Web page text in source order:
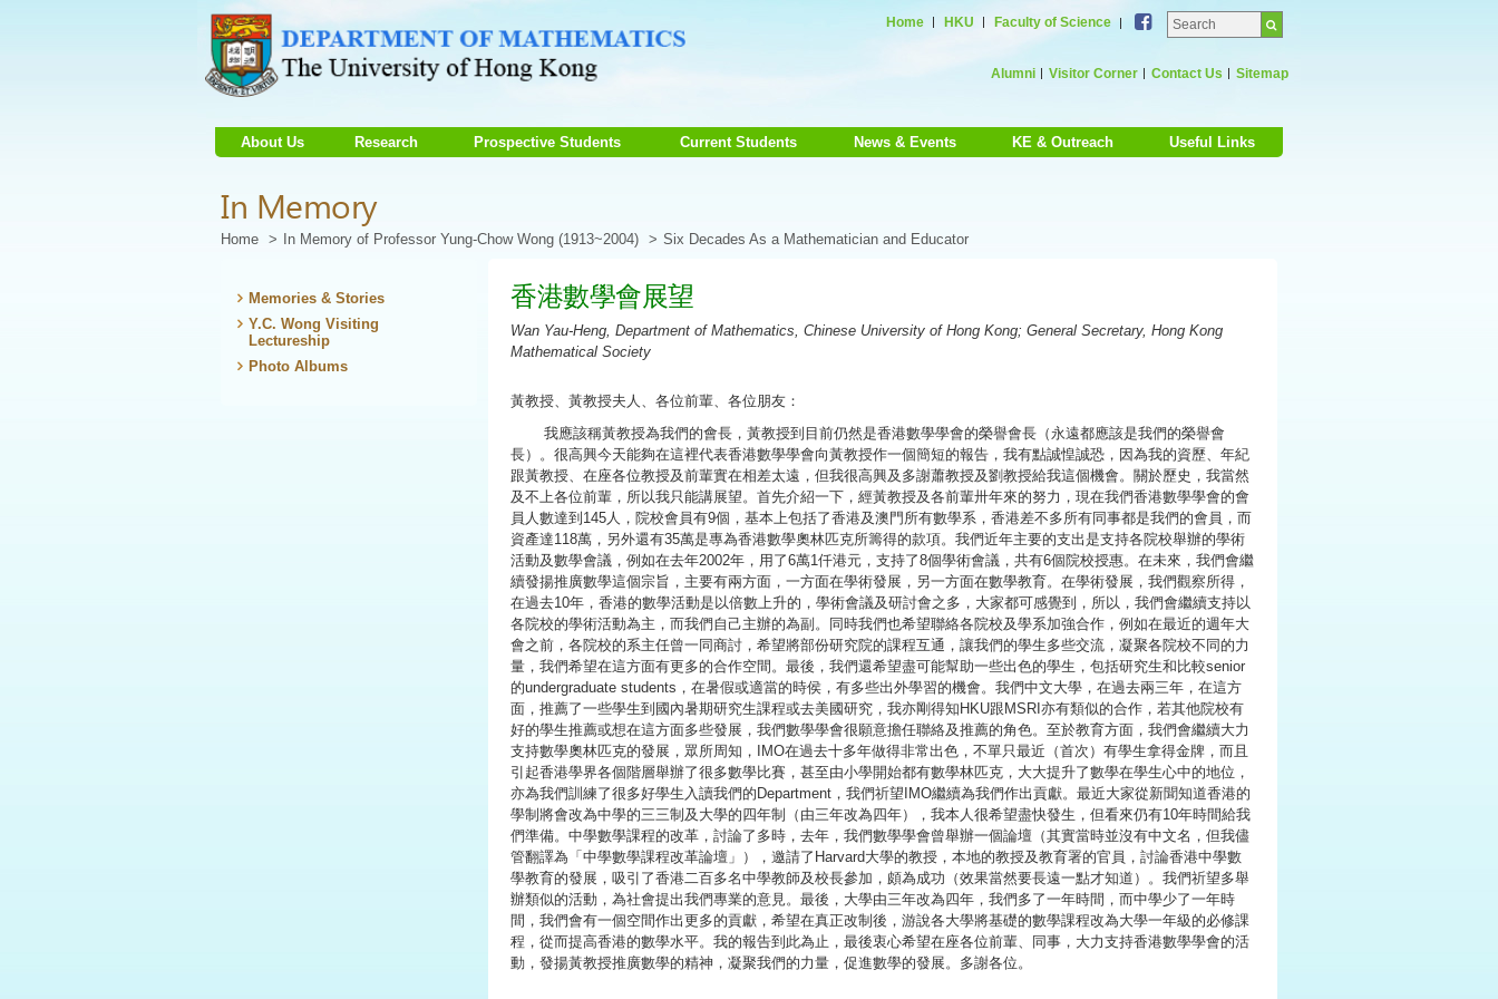
Home HKU Faculty of Science Facebook
Alumni Visitor Corner Contact Us Sitemap
About Us Research Prospective Students Current Students News & Events KE & Outreach Useful Links
In Memory
Home In Memory of Professor Yung-Chow Wong (1913~2004) Six Decades As a Mathematician and Educator
Memories & Stories
Y.C. Wong Visiting
Lectureship
Photo Albums
香港數學會展望
Wan Yau-Heng, Department of Mathematics, Chinese University of Hong Kong; General Secretary, Hong Kong
Mathematical Society
黃教授、黃教授夫人、各位前輩、各位朋友：
我應該稱黃教授為我們的會長，黃教授到目前仍然是香港數學學會的榮譽會長（永遠都應該是我們的榮譽會
長）。很高興今天能夠在這裡代表香港數學學會向黃教授作一個簡短的報告，我有點誠惶誠恐，因為我的資歷、年紀
跟黃教授、在座各位教授及前輩實在相差太遠，但我很高興及多謝蕭教授及劉教授給我這個機會。關於歷史，我當然
及不上各位前輩，所以我只能講展望。首先介紹一下，經黃教授及各前輩卅年來的努力，現在我們香港數學學會的會
員人數達到145人，院校會員有9個，基本上包括了香港及澳門所有數學系，香港差不多所有同事都是我們的會員，而
資產達118萬，另外還有35萬是專為香港數學奧林匹克所籌得的款項。我們近年主要的支出是支持各院校舉辦的學術
活動及數學會議，例如在去年2002年，用了6萬1仟港元，支持了8個學術會議，共有6個院校授惠。在未來，我們會繼
續發揚推廣數學這個宗旨，主要有兩方面，一方面在學術發展，另一方面在數學教育。在學術發展，我們觀察所得，
在過去10年，香港的數學活動是以倍數上升的，學術會議及研討會之多，大家都可感覺到，所以，我們會繼續支持以
各院校的學術活動為主，而我們自己主辦的為副。同時我們也希望聯絡各院校及學系加強合作，例如在最近的週年大
會之前，各院校的系主任曾一同商討，希望將部份研究院的課程互通，讓我們的學生多些交流，凝聚各院校不同的力
量，我們希望在這方面有更多的合作空間。最後，我們還希望盡可能幫助一些出色的學生，包括研究生和比較senior
的undergraduate students，在暑假或適當的時侯，有多些出外學習的機會。我們中文大學，在過去兩三年，在這方
面，推薦了一些學生到國內暑期研究生課程或去美國研究，我亦剛得知HKU跟MSRI亦有類似的合作，若其他院校有
好的學生推薦或想在這方面多些發展，我們數學學會很願意擔任聯絡及推薦的角色。至於教育方面，我們會繼續大力
支持數學奧林匹克的發展，眾所周知，IMO在過去十多年做得非常出色，不單只最近（首次）有學生拿得金牌，而且
引起香港學界各個階層舉辦了很多數學比賽，甚至由小學開始都有數學林匹克，大大提升了數學在學生心中的地位，
亦為我們訓練了很多好學生入讀我們的Department，我們祈望IMO繼續為我們作出貢獻。最近大家從新聞知道香港的
學制將會改為中學的三三制及大學的四年制（由三年改為四年），我本人很希望盡快發生，但看來仍有10年時間給我
們準備。中學數學課程的改革，討論了多時，去年，我們數學學會曾舉辦一個論壇（其實當時並沒有中文名，但我儘
管翻譯為「中學數學課程改革論壇」），邀請了Harvard大學的教授，本地的教授及教育署的官員，討論香港中學數
學教育的發展，吸引了香港二百多名中學教師及校長參加，頗為成功（效果當然要長遠一點才知道）。我們祈望多舉
辦類似的活動，為社會提出我們專業的意見。最後，大學由三年改為四年，我們多了一年時間，而中學少了一年時
間，我們會有一個空間作出更多的貢獻，希望在真正改制後，游說各大學將基礎的數學課程改為大學一年級的必修課
程，從而提高香港的數學水平。我的報告到此為止，最後衷心希望在座各位前輩、同事，大力支持香港數學學會的活
動，發揚黃教授推廣數學的精神，凝聚我們的力量，促進數學的發展。多謝各位。